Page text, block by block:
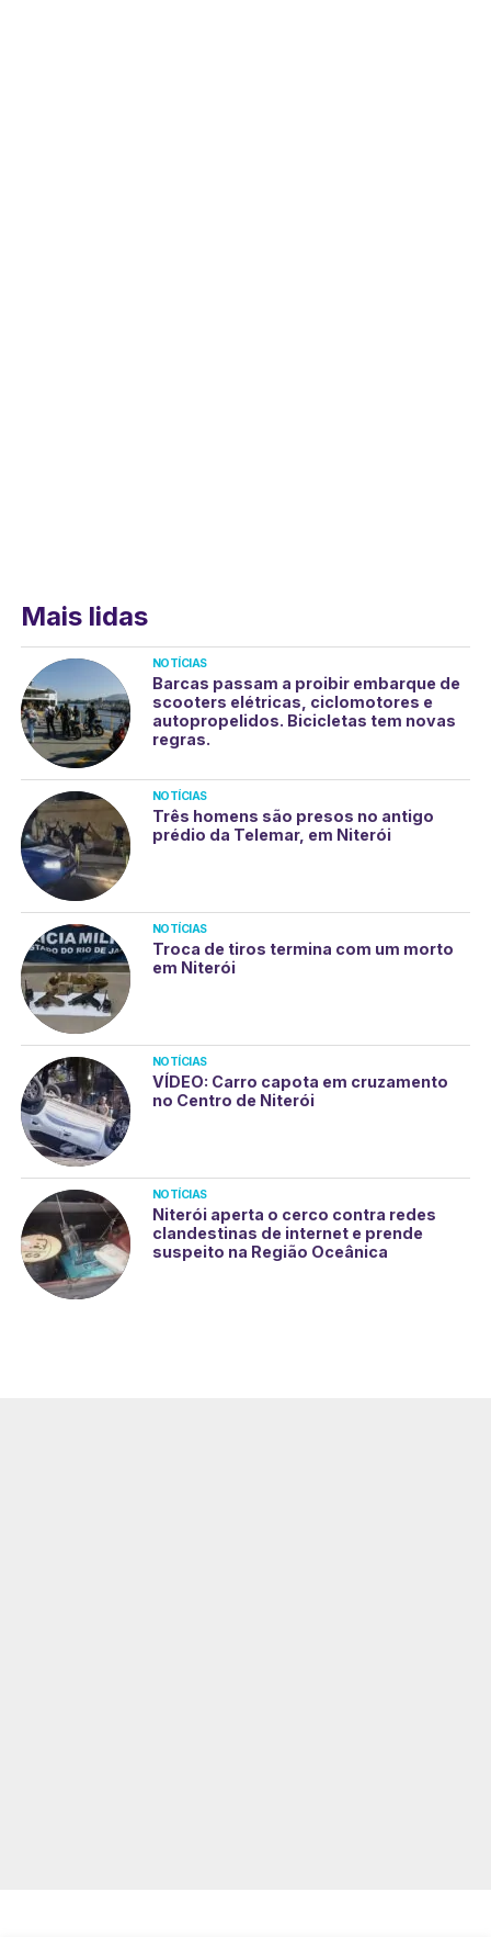
Mais lidas
NOTÍCIAS
Barcas passam a proibir embarque de
scooters elétricas, ciclomotores e
autopropelidos. Bicicletas tem novas
regras.
NOTÍCIAS
Três homens são presos no antigo
prédio da Telemar, em Niterói
NOTÍCIAS
Troca de tiros termina com um morto
em Niterói
NOTÍCIAS
VÍDEO: Carro capota em cruzamento
no Centro de Niterói
NOTÍCIAS
Niterói aperta o cerco contra redes
clandestinas de internet e prende
suspeito na Região Oceânica